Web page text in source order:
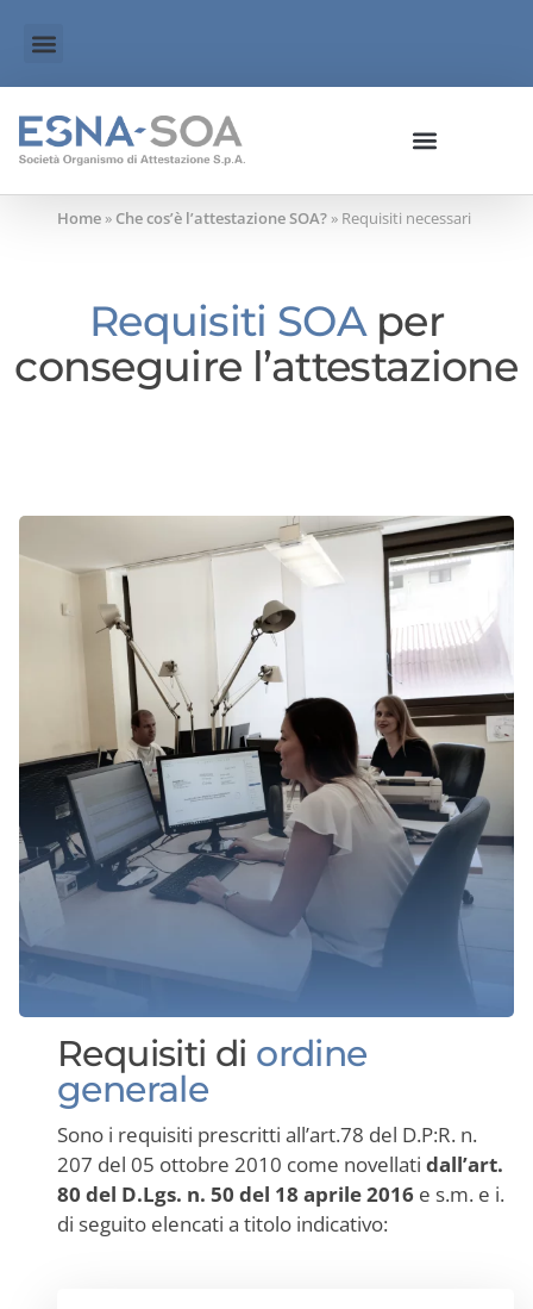
Home » Che cos’è l’attestazione SOA? » Requisiti necessari
Requisiti SOAper
conseguire l’attestazione
Requisiti di ordine
generale
Sono i requisiti prescritti all’art.78 del D.P:R. n.
207 del 05 ottobre 2010 come novellati dall’art.
80 del D.Lgs. n. 50 del 18 aprile 2016 e s.m. e i.
di seguito elencati a titolo indicativo: